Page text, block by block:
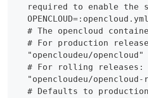
required to enable the
OPENCLOUD=:opencloud.yml
# The opencloud
# For production
"opencloudeu/opencloud"
# For rolling releases:
"opencloudeu/
# Defaults to